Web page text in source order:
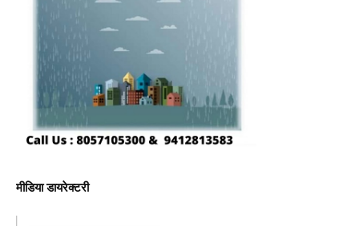
मीडिया डायरेक्टरी